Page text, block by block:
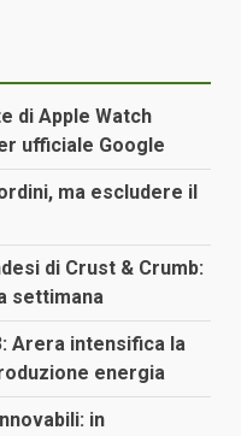
di Apple Watch
ufficiale Google
ma escludere il
di Crust & Crumb:
settimana
Arera intensifica la
energia
in